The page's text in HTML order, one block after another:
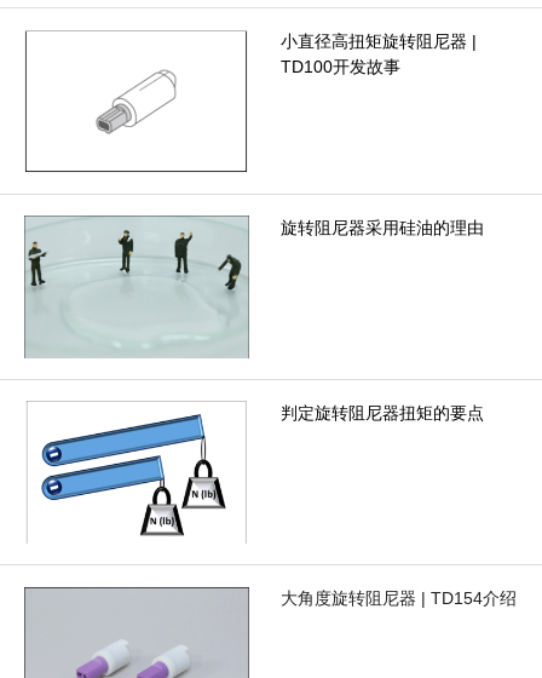
小直径高扭矩旋转阻尼器 |
TD100开发故事
旋转阻尼器采用硅油的理由
判定旋转阻尼器扭矩的要点
大角度旋转阻尼器 | TD154介绍